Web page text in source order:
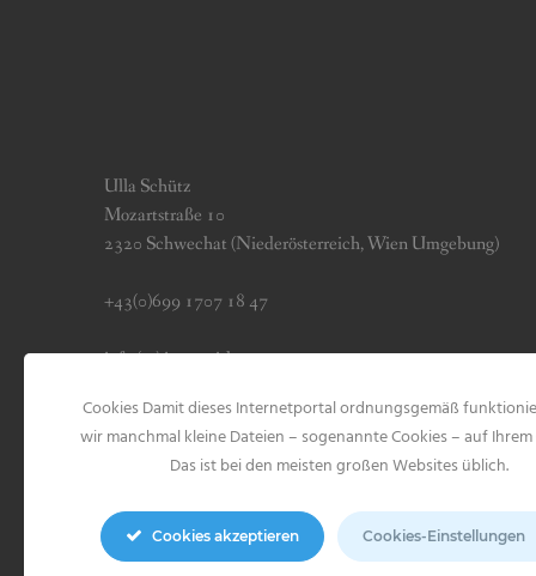
Ulla Schütz
Mozartstraße 10
2320 Schwechat (Niederösterreich, Wien Umgebung)
+43(0)699 1707 18 47
info (at) jerseygirls.at
Impressum & Datenschutz
Cookies Damit dieses Internetportal ordnungsgemäß
wir manchmal kleine Dateien – sogenannte Cookies – auf Ihrem
Das ist bei den meisten großen Websites üblich.
Cookies akzeptieren Cookies-Einstellungen